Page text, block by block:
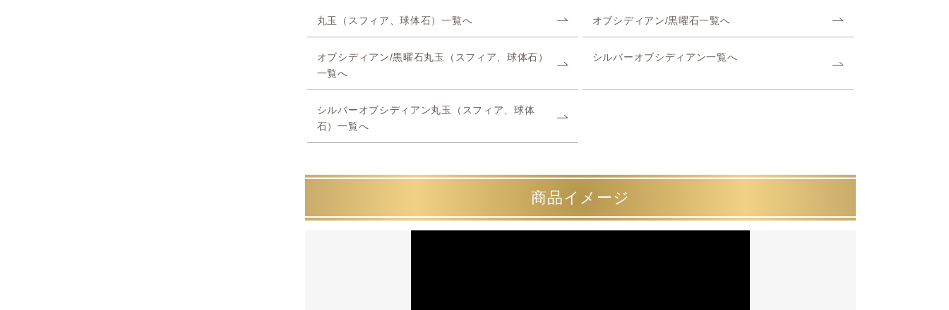
丸玉（スフィア、球体石）一覧へ オブシディアン/黒曜石一覧へ
オブシディアン/黒曜石丸玉（スフィア、球体石）
一覧へ
シルバーオブシディアン一覧へ
シルバーオブシディアン丸玉（スフィア、球体
石）一覧へ
商品イメージ